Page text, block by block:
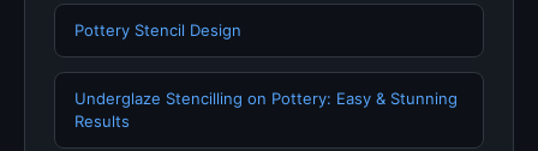
Pottery Stencil Design
Underglaze Stencilling on Pottery: Easy & Stunning
Results